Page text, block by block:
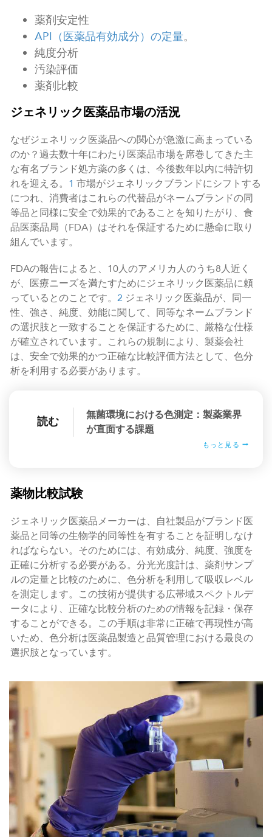
薬剤安定性
API（医薬品有効成分）の定量。
純度分析
汚染評価
薬剤比較
ジェネリック医薬品市場の活況
なぜジェネリック医薬品への関心が急激に高まっている
のか？過去数十年にわたり医薬品市場を席巻してきた主
な有名ブランド処方薬の多くは、今後数年以内に特許切
れを迎える。 1 市場がジェネリックブランドにシフトする
につれ、消費者はこれらの代替品がネームブランドの同
等品と同様に安全で効果的であることを知りたがり、食
品医薬品局（FDA）はそれを保証するために懸命に取り
組んでいます。
FDAの報告によると、10人のアメリカ人のうち8人近く
が、医療ニーズを満たすためにジェネリック医薬品に頼
っているとのことです。 2 ジェネリック医薬品が、同一
性、強さ、純度、効能に関して、同等なネームブランド
の選択肢と一致することを保証するために、厳格な仕様
が確立されています。これらの規制により、製薬会社
は、安全で効果的かつ正確な比較評価方法として、色分
析を利用する必要があります。
読む
無菌環境における色測定：製薬業界
が直面する課題
もっと見る
薬物比較試験
ジェネリック医薬品メーカーは、自社製品がブランド医
薬品と同等の生物学的同等性を有することを証明しなけ
ればならない。そのためには、有効成分、純度、強度を
正確に分析する必要がある。分光光度計は、薬剤サンプ
ルの定量と比較のために、色分析を利用して吸収レベル
を測定します。この技術が提供する広帯域スペクトルデ
ータにより、正確な比較分析のための情報を記録・保存
することができる。この手順は非常に正確で再現性が高
いため、色分析は医薬品製造と品質管理における最良の
選択肢となっています。